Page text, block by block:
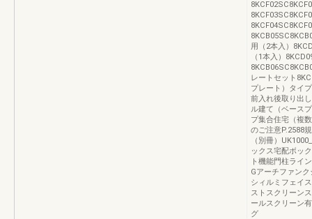
用（2本入）
（1本入）
レートセット
プレート）タイ
前入れ後取り出
ル建て（ベース
プ集合住宅（複
のご注意P.2588
（別冊）
ックス宅配ボッ
ト機能門柱ライ
Gアーチファン
シィルミフェイ
ストスクリーン
ールスクリーン
グ